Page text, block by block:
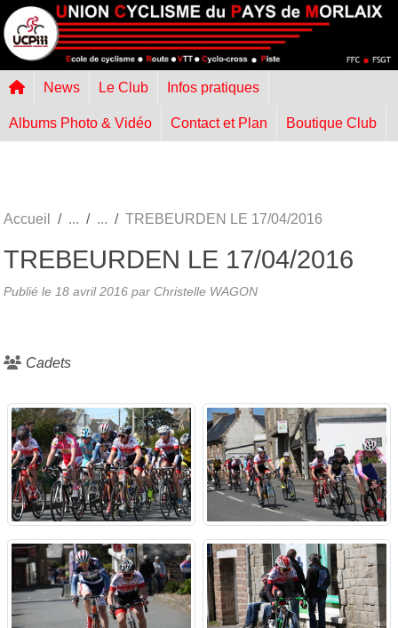
News Le Club Infos pratiques
Albums Photo & Vidéo Contact et Plan Boutique Club
Accueil TREBEURDEN LE 17/04/2016
TREBEURDEN LE 17/04/2016
Publié le 18 avril 2016 par Christelle WAGON
Cadets
Panneau de gestion des cookies